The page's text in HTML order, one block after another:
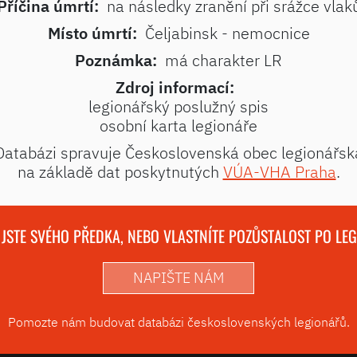
úmrtí: na následky zranění při srážce
Místo úmrtí: Čeljabinsk - nemocnice
Poznámka: má charakter LR
Zdroj informací:
legionářský poslužný spis
osobní karta legionáře
spravuje Československá obec
na základě dat poskytnutých VÚA-VHA Praha.
SVÉHO PŘEDKA, NEBO VLASTNÍTE POZŮSTALOST PO
NAPIŠTE NÁM
Pomozte nám budovat databázi československých legionářů.